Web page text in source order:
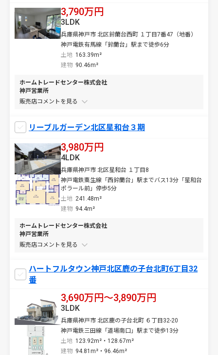
3,790万円
兵庫県神戸市 北区鈴蘭台西町 １丁目7番47（地番）
神戸電鉄有馬線「鈴蘭台」駅まで徒歩6分
土地 163.39m²
3LDK
建物 90.46m²
ホームトレードセンター株式会社
神戸営業所
販売店コメントを
リーブルガーデン北区星和台３期
3,980万円
兵庫県神戸市 北区星和台 １丁目8
神戸電鉄粟生線「西鈴蘭台」駅までバス13分「星和台
ポラール前」停歩5分
土地 241.48m²
4LDK
建物 94.4m²
ホームトレードセンター株式会社
神戸営業所
販売店コメントを
ハートフルタウン神戸北区鹿の子台北町6丁目32
番
3,690万円〜3,890万円
兵庫県神戸市 北区鹿の子台北町 ６丁目32-20
神戸電鉄三田線「道場南口」駅まで徒歩13分
土地 123.92m²・128.67m²
3LDK
建物 94.81m²・96.46m²